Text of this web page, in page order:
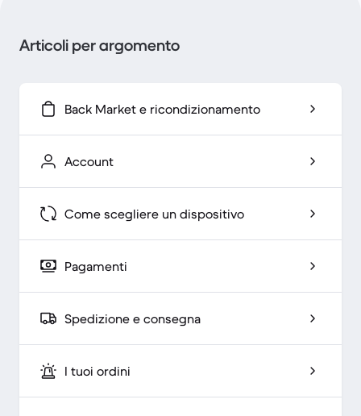
Articoli per argomento
Back Market e ricondizionamento
Account
Come scegliere un dispositivo
Pagamenti
Spedizione e consegna
I tuoi ordini